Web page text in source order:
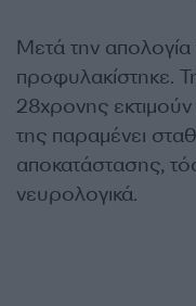
Μετά την
προφυλακίστηκε.
28χρονης
της παραμένει
αποκατάστασης,
νευρολογικά.